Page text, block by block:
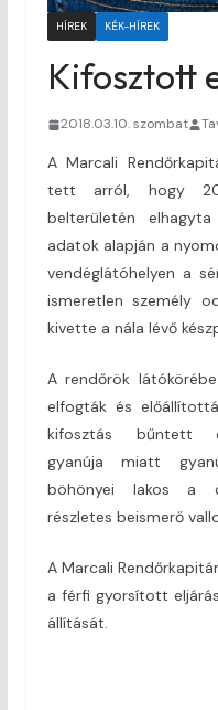
HÍREK KÉK-HÍREK
Kifosztott
2018.03.10. szombat
A Marcali
tett arról, hogy
belterületén
adatok alapján a
vendéglátóhelyen a
ismeretlen személy
kivette a nála lévő
A rendőrök
elfogták és
kifosztás bűntett
gyanúja miatt
böhönyei lakos a
részletes beismerő
A Marcali
a férfi gyorsított
állítását.